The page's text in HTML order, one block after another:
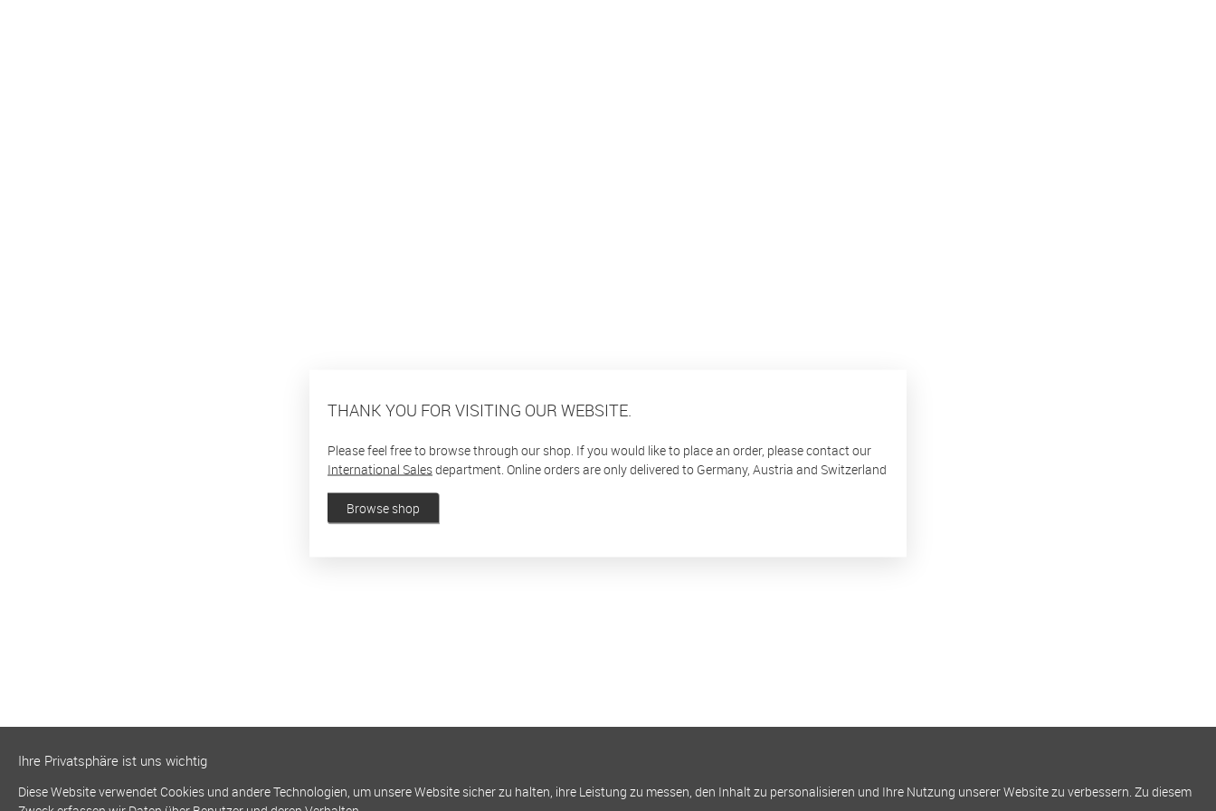
THANK YOU FOR VISITING OUR WEBSITE.
Please feel free to browse through our shop. If you would like to place an order, please contact our
International Salesdepartment. Online orders are only delivered to Germany, Austria and Switzerland
Browse shop
Ihre Privatsphäre ist uns wichtig
Diese Website verwendet Cookies und andere Technologien, um unsere Website sicher zu halten, ihre Leistung zu messen, den Inhalt zu personalisieren und Ihre Nutzung unserer Website zu verbessern. Zu diesem